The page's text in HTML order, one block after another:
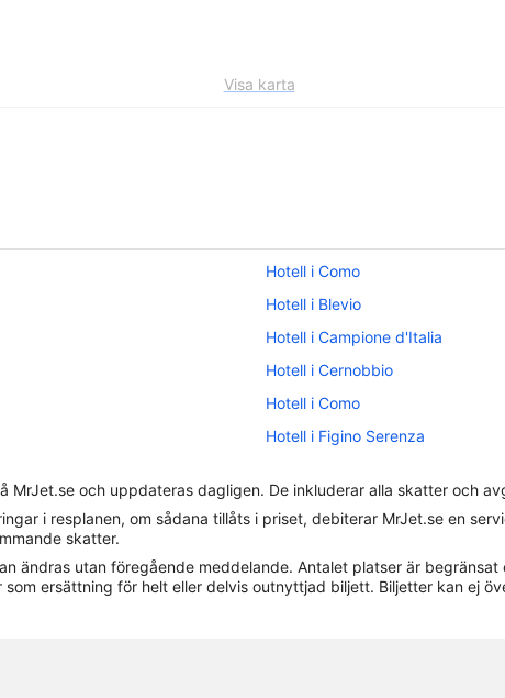
Visa karta
Hotell i Como
Hotell i Blevio
Hotell i Campione d'Italia
Hotell i Cernobbio
Hotell i Como
Hotell i Figino Serenza
Hotell i Malnate
Hotell i Nesso
Hotell i Santa Maria del Monte
MrJet.se och uppdateras dagligen. De inkluderar alla skatter och
i resplanen, om sådana tillåts i priset, debiterar MrJet.se en
skatter.
ändras utan föregående meddelande. Antalet platser är
ersättning för helt eller delvis outnyttjad biljett. Biljetter kan ej